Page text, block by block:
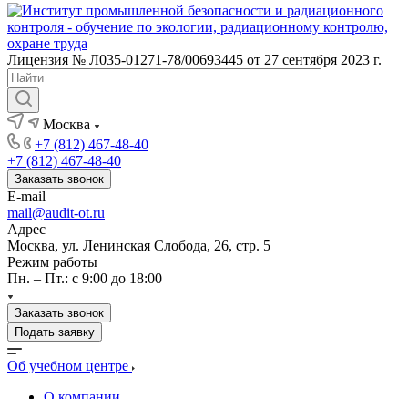
Лицензия № Л035-01271-78/00693445 от 27 сентября 2023 г.
Москва
+7 (812) 467-48-40
+7 (812) 467-48-40
Заказать звонок
E-mail
mail@audit-ot.ru
Адрес
Москва, ул. Ленинская Слобода, 26, стр. 5
Режим работы
Пн. – Пт.: с 9:00 до 18:00
Заказать звонок
Подать заявку
Об учебном центре